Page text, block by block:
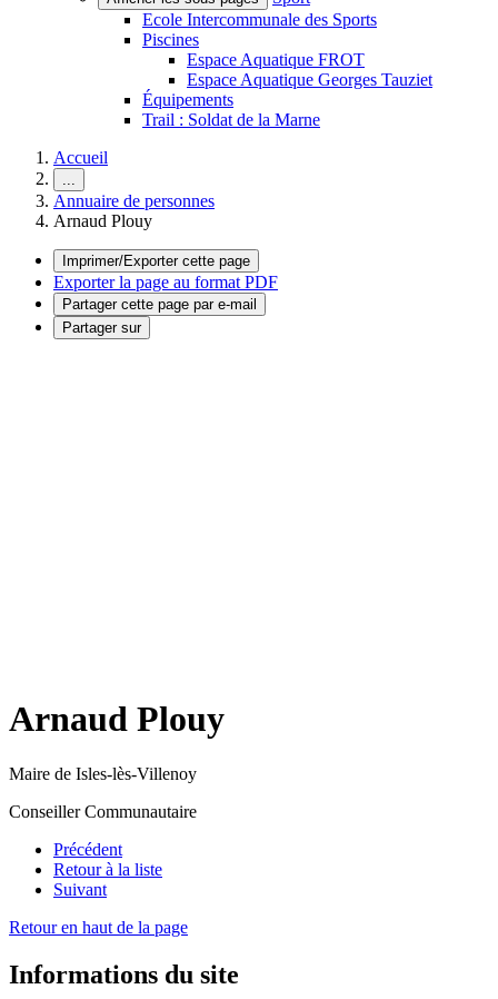
Ecole Intercommunale des Sports
Piscines
Espace Aquatique FROT
Espace Aquatique Georges Tauziet
Équipements
Trail : Soldat de la Marne
Accueil
...
Annuaire de personnes
Arnaud Plouy
Imprimer/Exporter cette page
Exporter la page au format PDF
Partager cette page par e-mail
Partager sur
Arnaud Plouy
Maire de Isles-lès-Villenoy
Conseiller Communautaire
Précédent
Retour à la liste
Suivant
Retour en haut de la page
Informations du site